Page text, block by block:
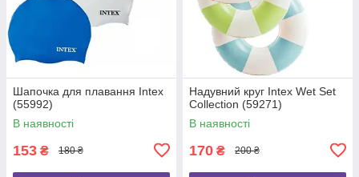
Шапочка для плавання Intex
(55992)
В наявності
153 ₴ 180 ₴
Надувний круг Intex Wet Set
Collection (59271)
В наявності
170 ₴ 200 ₴